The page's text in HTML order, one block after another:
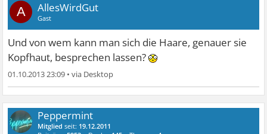
A AllesWirdGut
Gast
Und von wem kann man sich die Haare, genauer sie
Kopfhaut, besprechen lassen?
01.10.2013 23:09 •
Peppermint
Mitglied seit: 19.12.2011